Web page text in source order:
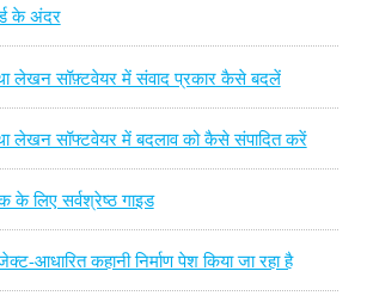
के अंदर
लेखन सॉफ़्टवेयर में संवाद प्रकार कैसे बदलें
लेखन सॉफ्टवेयर में बदलाव को कैसे संपादित करें
लिए सर्वश्रेष्ठ गाइड
आधारित कहानी निर्माण पेश किया जा रहा है